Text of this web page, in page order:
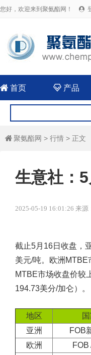
您好，欢迎来到聚氨酯网！ 
 首页 产品
 聚氨酯网 > 行情 > 正文
生意社：
2025-05-19 16:01:26 来源
截止5月16日收盘，
美元/吨。欧洲
MTBE市场收盘价较
194.73美分/加仑）。
地区
亚洲
FOB
欧洲
FOB